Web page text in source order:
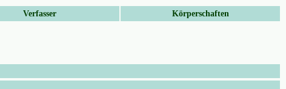
Verfasser Körperschaften